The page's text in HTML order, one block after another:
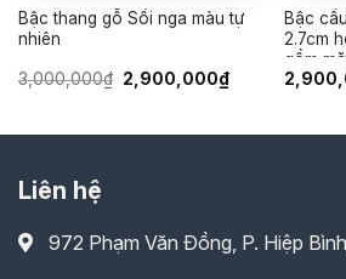
Bậc thang gỗ Sồi nga màu tự
nhiên
3,000,000₫ Giá
gốc
2,900,000₫Giá
hiện
2,900,000₫.
Bậc
2.7cm
gồm
Liên hệ
972 Phạm Văn Đồng, P. Hiệp